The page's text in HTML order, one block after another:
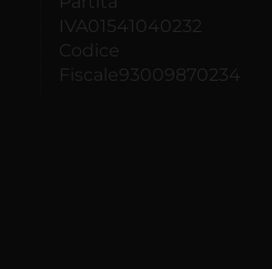
IVA01541040232
Codice
Fiscale93009870234